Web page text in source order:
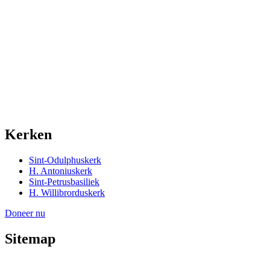
Kerken
Sint-Odulphuskerk
H. Antoniuskerk
Sint-Petrusbasiliek
H. Willibrorduskerk
Doneer nu
Sitemap